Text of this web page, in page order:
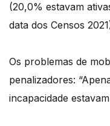
(20,0% estavam
data dos Censos
Os problemas de
penalizadores:
incapacidade